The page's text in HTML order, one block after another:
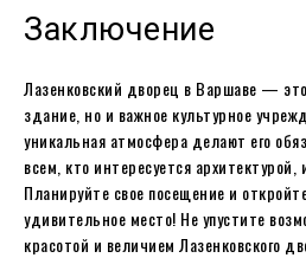
Заключение
Лазенковский дворец в Варшаве —
здание, но и важное культурное
уникальная атмосфера делают его
всем, кто интересуется архитектурой,
Планируйте свое посещение и
удивительное место! Не упустите
красотой и величием Лазенковского